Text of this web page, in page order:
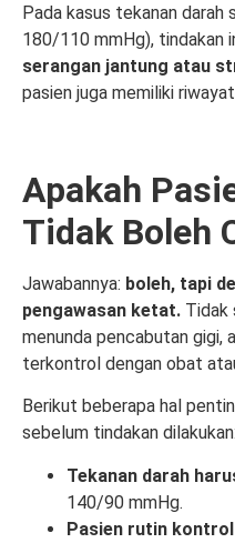
Pada kasus tekanan darah
180/110 mmHg), tindakan
serangan jantung atau
pasien juga memiliki
Apakah
Tidak Boleh
Jawabannya: boleh, tapi
pengawasan ketat. Tidak
menunda pencabutan gigi,
terkontrol dengan obat
Berikut beberapa hal
sebelum tindakan dilakukan:
Tekanan darah
140/90 mmHg.
Pasien rutin